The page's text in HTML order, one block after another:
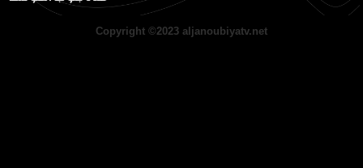
Copyright ©2023 aljanoubiyatv.net